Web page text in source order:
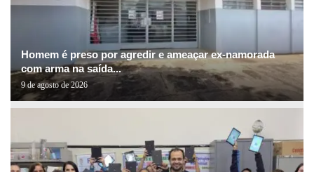
Homem é preso por agredir e ameaçar ex-namorada
com arma na saída...
9 de agosto de 2026